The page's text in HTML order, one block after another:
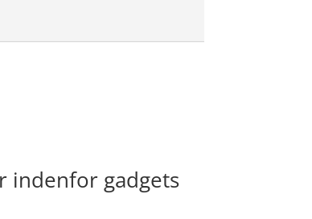
indenfor gadgets